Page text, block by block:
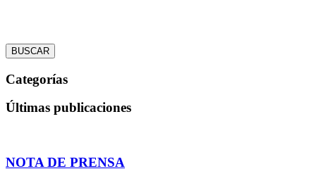
BUSCAR
Categorías
Últimas publicaciones
NOTA DE PRENSA